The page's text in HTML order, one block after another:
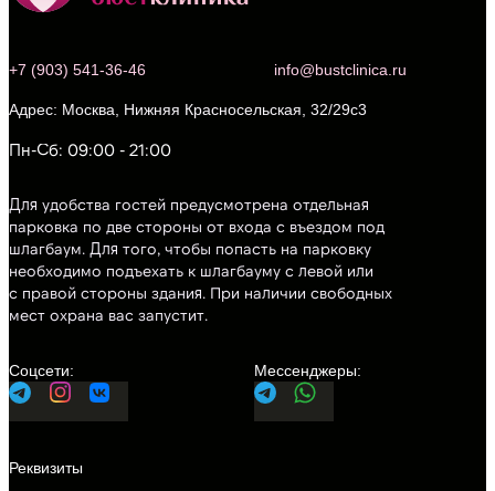
+7 (903) 541-36-46 info@bustclinica.ru
Москва, Нижняя Красносельская, 32/29с3
Пн-Сб: 09:00 - 21:00
Для удобства гостей предусмотрена отдельная
парковка по две стороны от входа с въездом под
шлагбаум. Для того, чтобы попасть на парковку
необходимо подъехать к шлагбауму с левой или
с правой стороны здания. При наличии свободных
мест охрана вас запустит.